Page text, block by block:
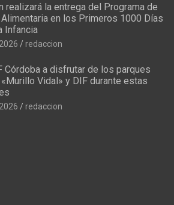
realizará la entrega del Programa de
en los Primeros 1000 Días
Infancia
redaccion
Córdoba a disfrutar de los parques
Vidal» y DIF durante estas
redaccion